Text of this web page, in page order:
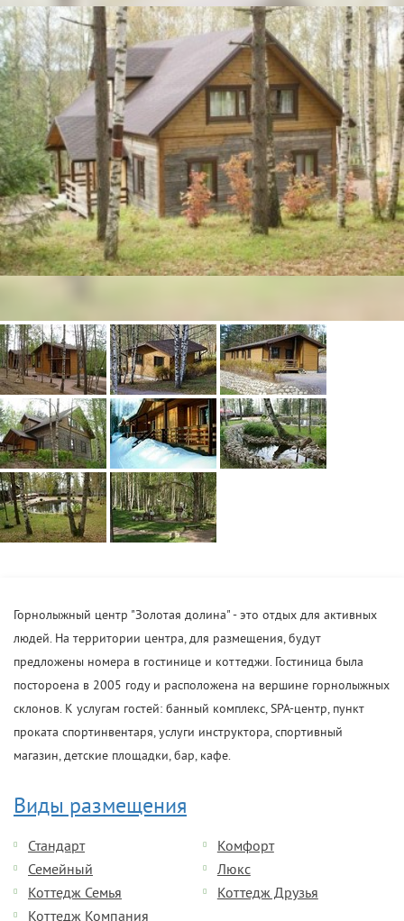
Горнолыжный центр "Золотая долина" - это отдых для активных
людей. На территории центра, для размещения, будут
предложены номера в гостинице и коттеджи. Гостиница была
постороена в 2005 году и расположена на вершине горнолыжных
склонов. К услугам гостей: банный комплекс, SPA-центр, пункт
проката спортинвентаря, услуги инструктора, спортивный
магазин, детские площадки, бар, кафе.
Виды размещения
Стандарт
Комфорт
Семейный
Люкс
Коттедж Семья
Коттедж Друзья
Коттедж Компания